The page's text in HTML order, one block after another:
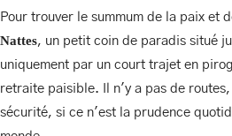
Pour trouver le summum de la paix et
Nattes, un petit coin de paradis situé
uniquement par un court trajet en
retraite paisible. Il n'y a pas de
sécurité, si ce n'est la prudence